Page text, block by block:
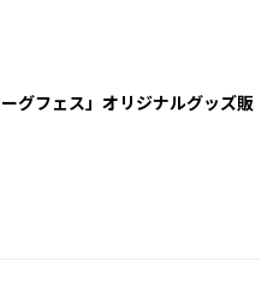
ーグフェス」オリジナルグッズ販